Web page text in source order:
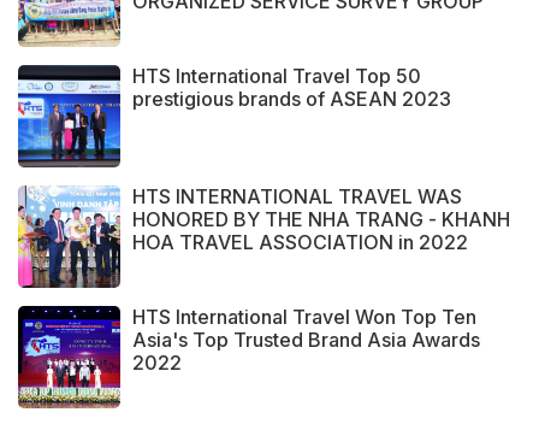
HTS International Travel Top 50
prestigious brands of ASEAN 2023
HTS INTERNATIONAL TRAVEL WAS
HONORED BY THE NHA TRANG - KHANH
HOA TRAVEL ASSOCIATION in 2022
HTS International Travel Won Top Ten
Asia's Top Trusted Brand Asia Awards
2022